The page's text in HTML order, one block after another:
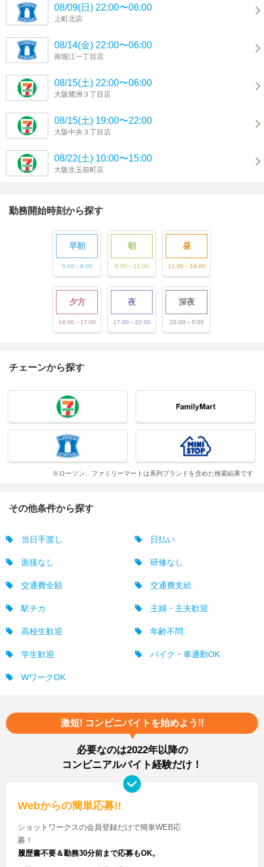
08/09(日) 22:00〜06:00
上町北店
08/14(金) 22:00〜06:00
南堀江一丁目店
08/15(土) 22:00〜06:00
大阪鷺洲３丁目店
08/15(土) 19:00〜22:00
大阪中央３丁目店
08/22(土) 10:00〜15:00
大阪生玉前町店
勤務開始時刻から探す
早朝
5:00～8:00
朝
8:00～11:00
昼
11:00～14:00
夕方
14:00～17:00
夜
17:00～22:00
深夜
22:00～5:00
チェーンから探す
※ローソン、ファミリーマートは系列ブランドを含めた検索結果です
その他条件から探す
当日手渡し 日払い
面接なし 研修なし
交通費全額 交通費支給
駅チカ 主婦・主夫歓迎
高校生歓迎 年齢不問
学生歓迎 バイク・車通勤OK
WワークOK
激短! コンビニバイトを始めよう!!
必要なのは2022年以降の
コンビニアルバイト経験だけ！
Webからの簡単応募!!
ショットワークスの会員登録だけで簡単WEB応
募！
履歴書不要＆勤務30分前まで応募もOK。